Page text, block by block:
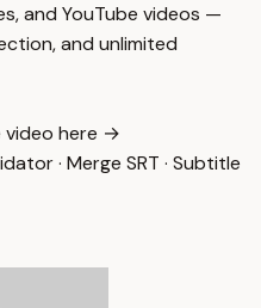
and YouTube videos —
and unlimited
video here →
· Merge SRT · Subtitle